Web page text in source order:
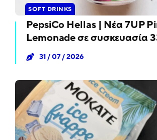
SOFT DRINKS
PepsiCo Hellas | Νέα 7UP
Lemonade σε συσκευασία
31 / 07 / 2026